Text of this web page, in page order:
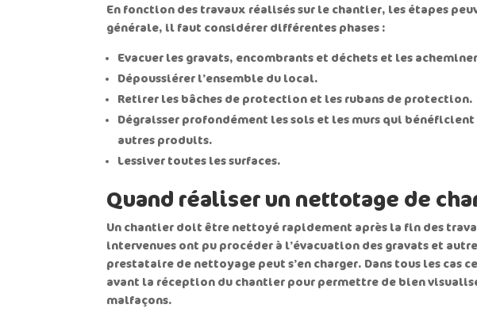
En fonction des travaux réalisés sur le chantier, les étapes
générale, il faut considérer différentes phases :
Evacuer les gravats, encombrants et déchets et les
Dépoussiérer l’ensemble du local.
Retirer les bâches de protection et les rubans de protection.
Dégraisser profondément les sols et les murs qui
autres produits.
Lessiver toutes les surfaces.
Quand réaliser un nettotage de
Un chantier doit être nettoyé rapidement après la fin des
intervenues ont pu procéder à l’évacuation des gravats et
prestataire de nettoyage peut s’en charger. Dans tous les
avant la réception du chantier pour permettre de bien
malfaçons.